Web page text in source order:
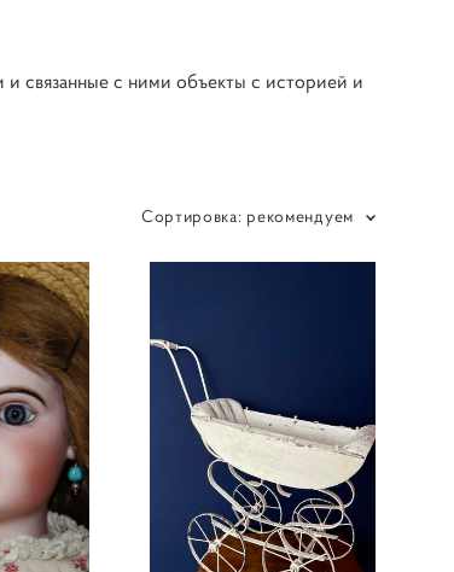
связанные с ними объекты с историей и
Сортировка: рекомендуем